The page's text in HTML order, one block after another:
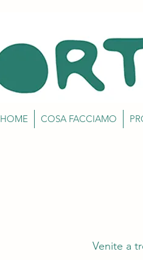
HOME COSA FACCIAMO
Venite a